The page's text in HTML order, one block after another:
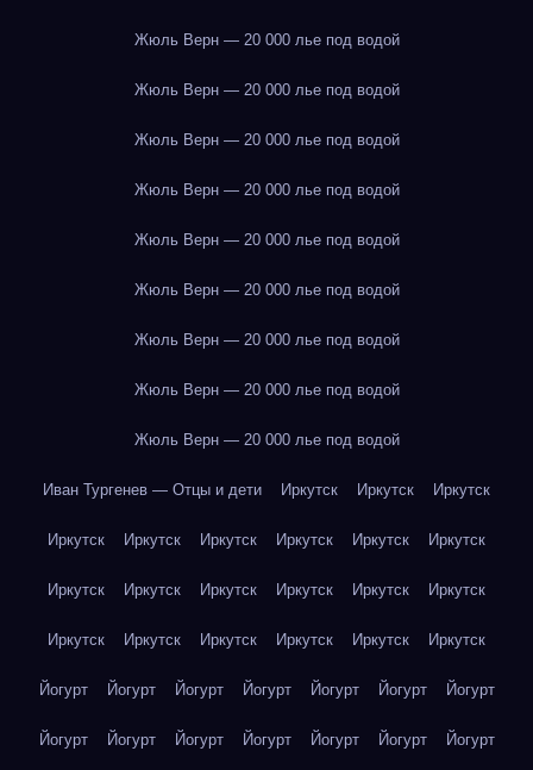
Жюль Верн — 20 000 лье под водой
Жюль Верн — 20 000 лье под водой
Жюль Верн — 20 000 лье под водой
Жюль Верн — 20 000 лье под водой
Жюль Верн — 20 000 лье под водой
Жюль Верн — 20 000 лье под водой
Жюль Верн — 20 000 лье под водой
Жюль Верн — 20 000 лье под водой
Жюль Верн — 20 000 лье под водой
Иван Тургенев — Отцы и дети Иркутск Иркутск Иркутск
Иркутск Иркутск Иркутск Иркутск Иркутск Иркутск
Иркутск Иркутск Иркутск Иркутск Иркутск Иркутск
Иркутск Иркутск Иркутск Иркутск Иркутск Иркутск
Йогурт Йогурт Йогурт Йогурт Йогурт Йогурт Йогурт
Йогурт Йогурт Йогурт Йогурт Йогурт Йогурт Йогурт